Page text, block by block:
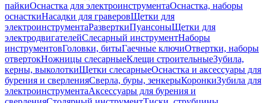
пайкиОснастка для электроинструментаОснастка, наборы
оснасткиНасадки для граверовЩетки для
электроинструментаРазверткиПуансоныЩетки для
электродвигателейСлесарный инструментНаборы
инструментовГоловки, битыГаечные ключиОтвертки, наборы
отвертокНожницы слесарныеКлещи строительныеЗубила,
керны, выколоткиЩетки слесарныеОснастка и аксессуары для
бурения и сверленияСверла, буры, зенкерыКоронкиЗубила для
электроинструментаАксессуары для бурения и